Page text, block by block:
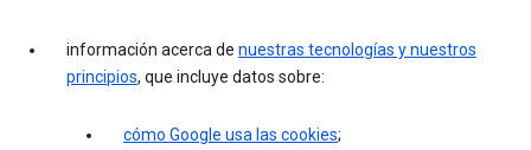
información acerca de nuestras tecnologías y nuestros
principios, que incluye datos sobre:
cómo Google usa las cookies;